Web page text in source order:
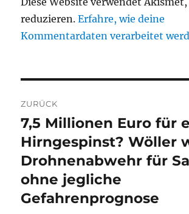
reduzieren.Erfahre, wie deine
Kommentardaten verarbeitet
ZURÜCK
Vorheriger
Beitrag:
7,5 Millionen Euro für
Hirngespinst? Wöller
Drohnenabwehr für
ohne jegliche
Gefahrenprognose